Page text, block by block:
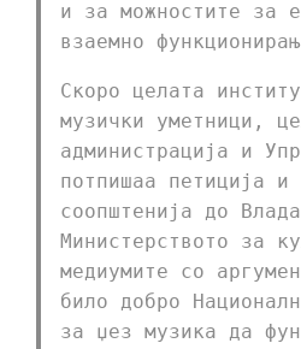
и за можностите за
взаемно
Скоро целата
музички уметници,
администрација и
потпишаа петиција и
соопштенија до
Министерството за
медиумите со
било добро
за џез музика да